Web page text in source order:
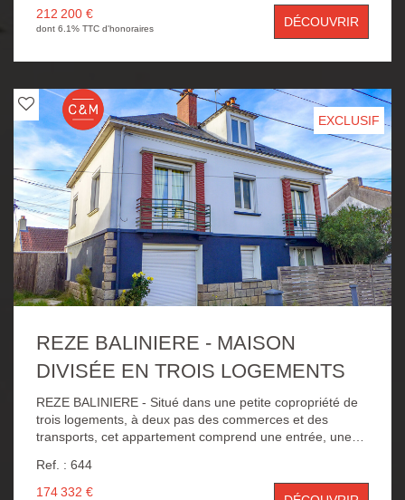
entrée avec placard, d'une belle pièce de vie lumineuse
ouvrant sur une cuisine aménagée et équipée, complétée
par une buanderie attenante. L'espace nuit comprend
deux chambres, une salle de bains ainsi que des wc
nombreux atouts : une agréable vie de quartier avec
commerces et services à proximité, un accès direct aux
bords de Sèvre depuis la résidence, un balcon exposé
Sud-Ouest, idéal pour profiter des fins de journée, ainsi
qu'une cave et un garage.
212 200 €
dont 6.1% TTC d'honoraires DÉCOUVRIR
EXCLUSIF
REZE BALINIERE - MAISON
DIVISÉE EN TROIS LOGEMENTS
REZE BALINIERE - Situé dans une petite copropriété de
trois logements, à deux pas des commerces et des
transports, cet appartement comprend une entrée, une
équipée, deux chambres, une salle de bains et un wc
indépendant. Ensemble bien agencé disposant d'un local
Ref. : 644
174 332 €